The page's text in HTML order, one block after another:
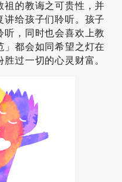
的教诲之可贵性，并
给孩子们聆听。孩子
，同时也会喜欢上教
都会如同希望之灯在
过一切的心灵财富。